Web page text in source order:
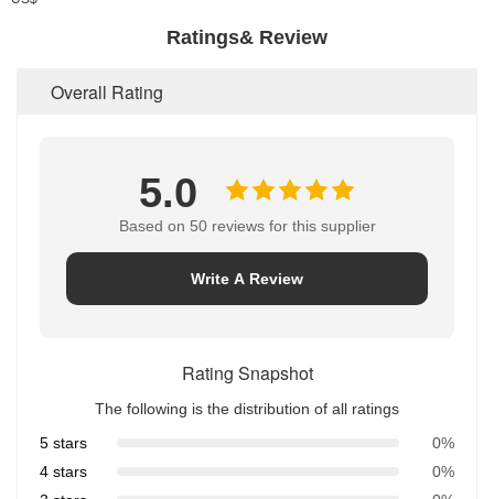
Ratings& Review
Overall Rating
5.0
Based on 50 reviews for this supplier
Write A Review
Rating Snapshot
The following is the distribution of all ratings
5 stars
0%
4 stars
0%